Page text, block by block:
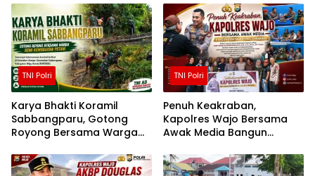
TNI Polri
Karya Bhakti Koramil
Sabbangparu, Gotong
Royong Bersama Warga
TNI Polri
Penuh Keakraban,
Kapolres Wajo Bersama
Awak Media Bangun